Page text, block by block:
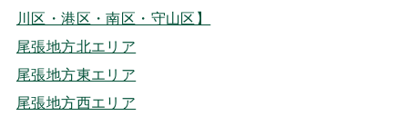
川区・港区・南区・守山区】
尾張地方北エリア
尾張地方東エリア
尾張地方西エリア